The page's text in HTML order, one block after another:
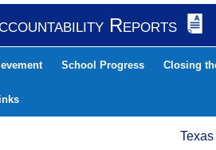
Reports
School Progress Closing